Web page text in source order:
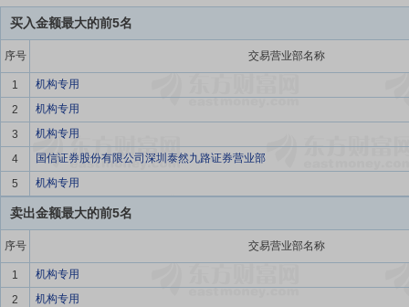
买入金额最大的前5名
序号 交易营业部名称
1
机构专用
2
机构专用
3
机构专用
4
国信证券股份有限公司深圳泰然九路证券营业部
5
机构专用
卖出金额最大的前5名
序号 交易营业部名称
1
机构专用
2
机构专用